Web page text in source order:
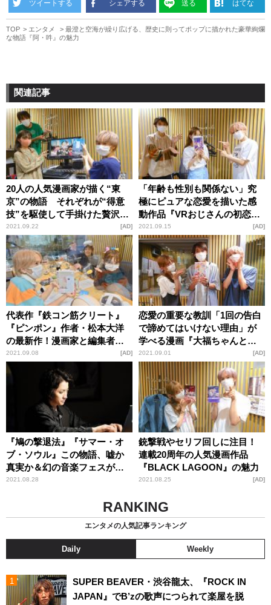
ツイートする シェアする 送る はてな
TOP エンタメ
最澄と空海が繰り広げる、歴史に則ってポップに描かれた豪華絢爛
な物語『阿・吽』の魅力
関連記事
20人の人気漫画家が描く“東
京”の物語 それぞれが“得意
技”を駆使して手掛けた贅沢な
作品『もしも、東京』の魅力
2021.09.22 AD
「年齢も性別も関係ない」究
極にピュアな恋愛を描いた感
動作品『VRおじさんの初恋』
の魅力
2021.09.15 AD
代表作『鉄コン筋クリート』
『ピンポン』作者・松本大洋
の最新作！漫画家と編集者の
人生哲学を描いた漫画『東京
ヒゴロ』が話題
2021.09.08 AD
恋愛の重要な教訓「1回の告白
で諦めてはいけない理由」が
学べる漫画『大福ちゃんと王
子さま』の魅力
2021.09.01 AD
『鳩の撃退法』『サマー・オ
ブ・ソウル』この物語、嘘か
真実か＆幻の音楽フェスが蘇
る！
2021.08.28
銃撃戦やセリフ回しに注目！
連載20周年の人気漫画作品
『BLACK LAGOON』の魅力
2021.08.25 AD
RANKING
エンタメの人気記事ランキング
Daily Weekly
SUPER BEAVER・渋谷龍太、『ROCK IN
JAPAN』でB’zの歌声につられて楽屋を脱